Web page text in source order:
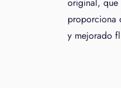
proporciona
y mejorado